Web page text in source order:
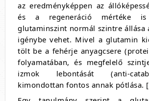
az eredményképpen az
és a regeneráció mértéke
glutaminszint normál szintre állása
igénybe vehet. Mivel a glutamin
tölt be a fehérje anyagcsere
folyamatában, és megfelelő
izmok lebontását (anti-
kimondottan fontos annak pótlása. [